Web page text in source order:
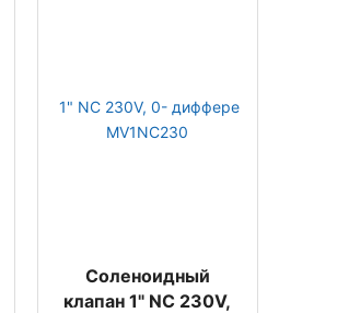
Соленоидный
клапан 1" NC 230V,